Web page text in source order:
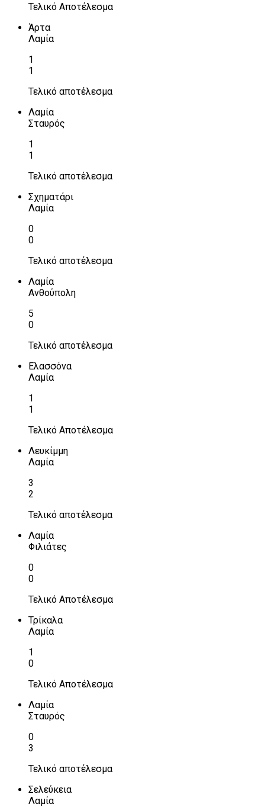
Τελικό Αποτέλεσμα
Άρτα
Λαμία
1
1
Τελικό αποτέλεσμα
Λαμία
Σταυρός
1
1
Τελικό αποτέλεσμα
Σχηματάρι
Λαμία
0
0
Τελικό αποτέλεσμα
Λαμία
Ανθούπολη
5
0
Τελικό αποτέλεσμα
Ελασσόνα
Λαμία
1
1
Τελικό Αποτέλεσμα
Λευκίμμη
Λαμία
3
2
Τελικό αποτέλεσμα
Λαμία
Φιλιάτες
0
0
Τελικό Αποτέλεσμα
Τρίκαλα
Λαμία
1
0
Τελικό Αποτέλεσμα
Λαμία
Σταυρός
0
3
Τελικό αποτέλεσμα
Σελεύκεια
Λαμία